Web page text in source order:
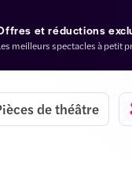
et réductions
meilleurs spectacles à petit
de théâtre